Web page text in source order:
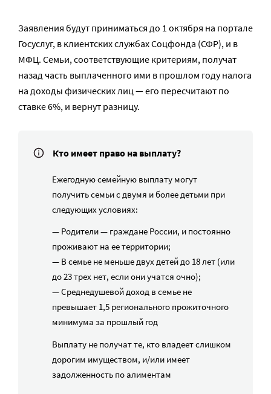
Заявления будут приниматься до 1 октября на портале
Госуслуг, в клиентских службах Соцфонда (СФР), и в
МФЦ. Семьи, соответствующие критериям, получат
назад часть выплаченного ими в прошлом году налога
на доходы физических лиц — его пересчитают по
ставке 6%, и вернут разницу.
Кто имеет право на выплату?
Ежегодную семейную выплату могут
получить семьи с двумя и более детьми при
следующих условиях:
— Родители — граждане России, и постоянно
проживают на ее территории;
— В семье не меньше двух детей до 18 лет (или
до 23 трех нет, если они учатся очно);
— Среднедушевой доход в семье не
превышает 1,5 регионального прожиточного
минимума за прошлый год
Выплату не получат те, кто владеет слишком
дорогим имуществом, и/или имеет
задолженность по алиментам